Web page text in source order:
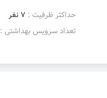
حداکثر ظرفیت : 7 نفر
تعداد سرویس بهداشتی :